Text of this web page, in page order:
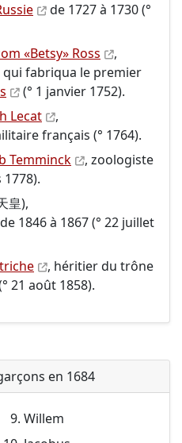
de 1727 à 1730 (°
«Betsy» Ross
,
fabriqua le premier
(° 1 janvier 1752).
Lecat
,
français (° 1764).
Temminck
, zoologiste
皇),
de 1846 à 1867 (° 22 juillet
, héritier du trône
21 août 1858).
en 1684
Willem